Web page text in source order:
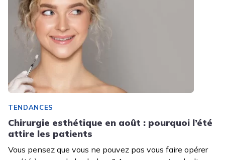
TENDANCES
Chirurgie esthétique en août : pourquoi l’été
attire les patients
Vous pensez que vous ne pouvez pas vous faire opérer